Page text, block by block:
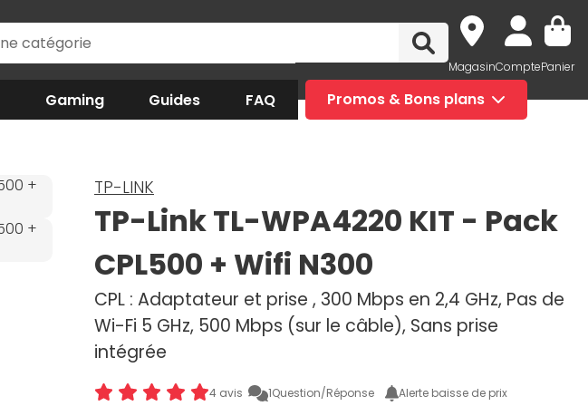
MagasinComptePanier
Gaming Guides FAQ Promos & Bons plans
TP-LINK
TP-Link TL-WPA4220 KIT - Pack
CPL500 + Wifi N300
CPL : Adaptateur et prise , 300 Mbps en 2,4 GHz, Pas de
Wi-Fi 5 GHz, 500 Mbps (sur le câble), Sans prise
intégrée
4 avis 1Question/Réponse Alerte baisse de prix